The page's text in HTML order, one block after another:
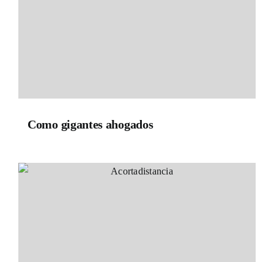
Como gigantes ahogados